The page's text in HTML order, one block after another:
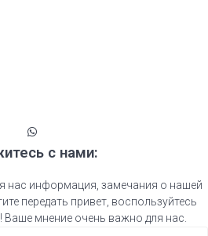
с нами:
нас информация, замечания о нашей
передать привет, воспользуйтесь
мнение очень важно для нас.